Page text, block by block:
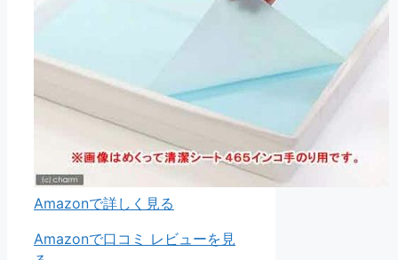
Amazonで詳しく見る
Amazonで口コミ レビューを見